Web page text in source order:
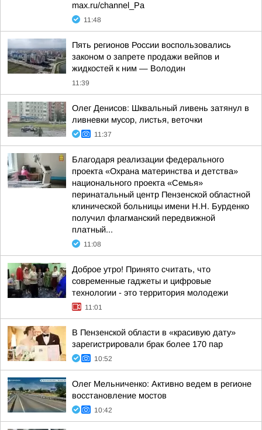
max.ru/channel_Pa
11:48
Пять регионов России воспользовались
законом о запрете продажи вейпов и
жидкостей к ним — Володин
11:39
Олег Денисов: Шквальный ливень затянул в
ливневки мусор, листья, веточки
11:37
Благодаря реализации федерального
проекта «Охрана материнства и детства»
национального проекта «Семья»
перинатальный центр Пензенской областной
клинической больницы имени Н.Н. Бурденко
получил флагманский передвижной
платный...
11:08
Доброе утро! Принято считать, что
современные гаджеты и цифровые
технологии - это территория молодежи
11:01
В Пензенской области в «красивую дату»
зарегистрировали брак более 170 пар
10:52
Олег Мельниченко: Активно ведем в регионе
восстановление мостов
10:42